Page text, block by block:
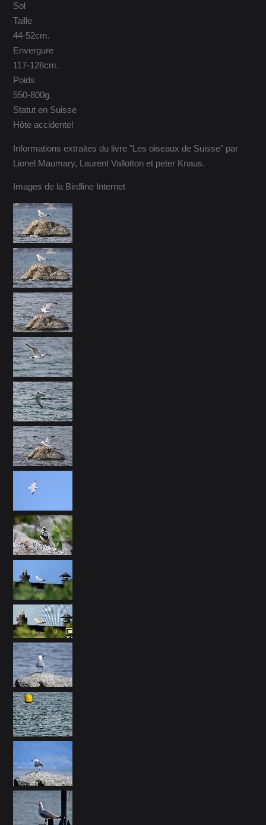
Sol
Taille
44-52cm.
Envergure
117-128cm.
Poids
550-800g.
Statut en Suisse
Hôte accidentel
Informations extraites du livre "Les oiseaux de Suisse" par
Lionel Maumary, Laurent Vallotton et peter Knaus.
Images de la Birdline Internet